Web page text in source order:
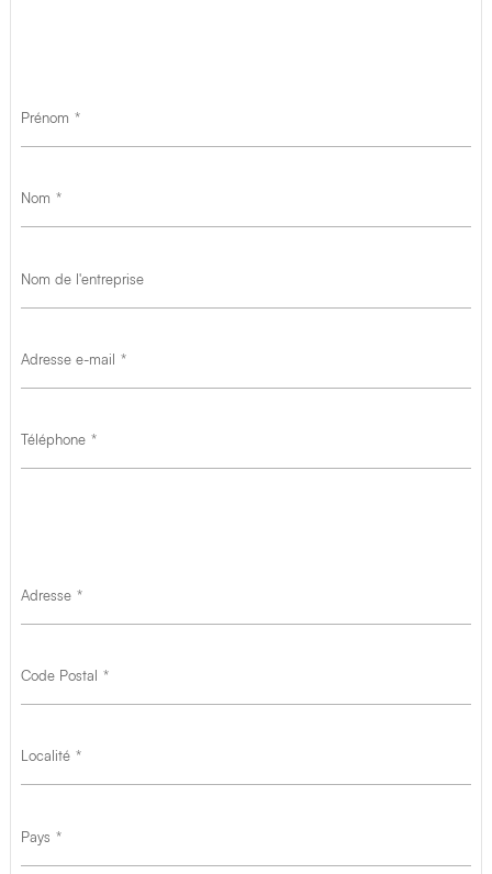
Prénom
Nom
Nom de l'entreprise
Adresse e-mail
Téléphone
Adresse
Code Postal
Localité
Pays